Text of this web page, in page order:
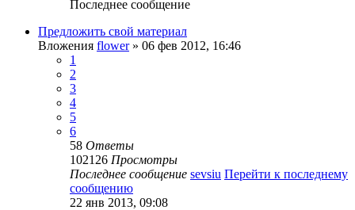
Последнее сообщение
Предложить свой материал
Вложения flower» 06 фев 2012, 16:46
1
2
3
4
5
6
58 Ответы
102126 Просмотры
Последнее сообщение sevsiu Перейти к последнему
сообщению
22 янв 2013, 09:08